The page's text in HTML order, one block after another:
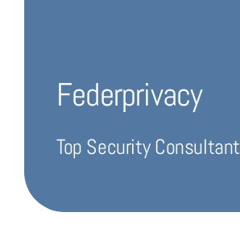
Federprivacy
Top Security Consultant